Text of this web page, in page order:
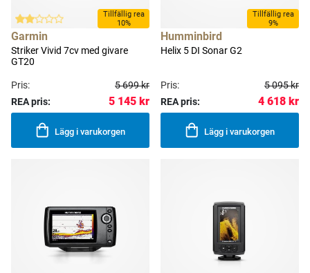
Tillfällig rea
10%
Garmin
Striker Vivid 7cv med givare
GT20
Pris:
5 699 kr
REA pris:
5 145 kr
Lägg i varukorgen
Tillfällig rea
9%
Humminbird
Helix 5 DI Sonar G2
Pris:
5 095 kr
REA pris:
4 618 kr
Lägg i varukorgen